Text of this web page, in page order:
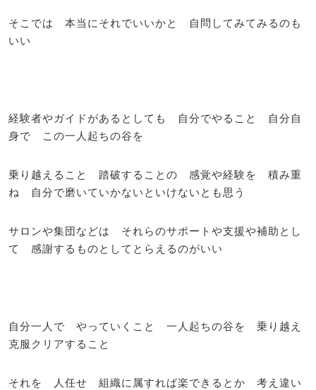
そこでは 本当にそれでいいかと 自問してみてみるのも
いい
経験者やガイドがあるとしても 自分でやること 自分自
身で この一人起ちの谷を
乗り越えること 踏破することの 感覚や経験を 積み重
ね 自分で磨いていかないといけないとも思う
サロンや集団などは それらのサポートや支援や補助とし
て 感謝するものとしてとらえるのがいい
自分一人で やっていくこと 一人起ちの谷を 乗り越え
克服クリアすること
それを 人任せ 組織に属すれば楽できるとか 考え違い